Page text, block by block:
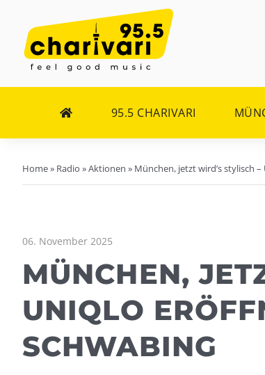
Inhalt
springen
95.5 CHARIVARI
Home» Radio »Aktionen » München, jetzt wird’s stylisch
06. November 2025
MÜNCHEN,
UNIQLO
SCHWABING